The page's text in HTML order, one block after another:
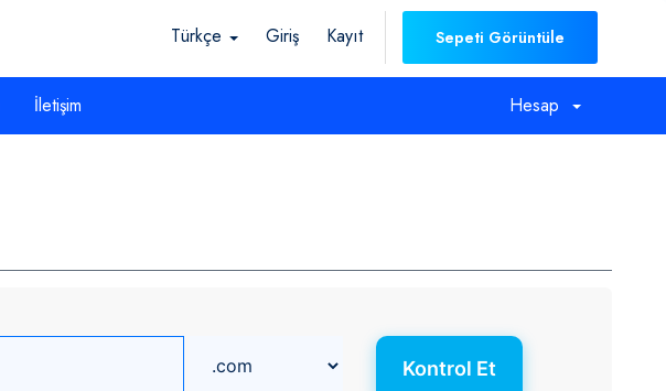
Türkçe Giriş Kayıt Sepeti Görüntüle
İletişim Hesap
Kontrol Et